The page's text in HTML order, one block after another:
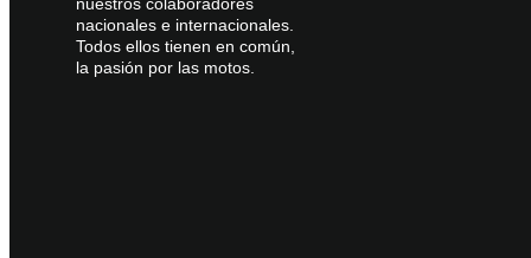
nacionales e internacionales.
Todos ellos tienen en común,
la pasión por las motos.